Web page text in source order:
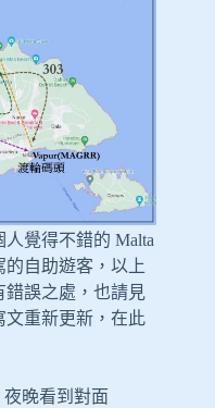
覺得不錯的 Malta
自助遊客，以上
錯誤之處，也請見
文重新更新，在此
晚看到對面